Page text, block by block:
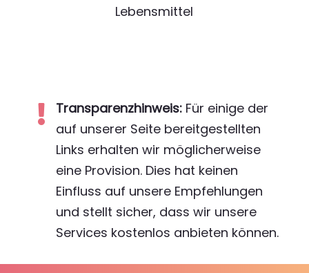
Lebensmittel
 Transparenzhinweis:Für einige der
auf unserer Seite bereitgestellten
Links erhalten wir möglicherweise
eine Provision. Dies hat keinen
Einfluss auf unsere Empfehlungen
und stellt sicher, dass wir unsere
Services kostenlos anbieten können.